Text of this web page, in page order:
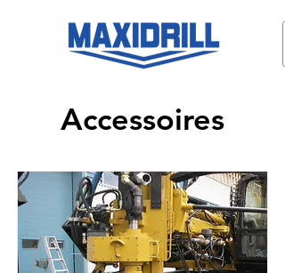
Accessoires